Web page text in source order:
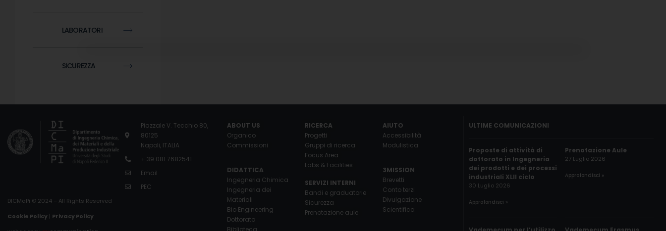
LABORATORI
SICUREZZA
DICMaPi © 2024 – All Rights Reserved
Cookie Policy | Privacy Policy
Piazzale V. Tecchio 80,
80125
Napoli, ITALIA
+ 39 081 7682541
Email
PEC
ABOUT US
Organico
Commissioni
DIDATTICA
Ingegneria Chimica
Ingegneria dei
Materiali
Bio Engineering
Dottorato
Biblioteca
RICERCA
Progetti
Gruppi di ricerca
Focus Area
Labs & Facilities
SERVIZI INTERNI
Bandi e graduatorie
Sicurezza
Prenotazione aule
AIUTO
Accessibilità
Modulistica
3MISSION
Brevetti
Conto terzi
Divulgazione
Scientifica
ULTIME COMUNICAZIONI
Proposte di attività di
dottorato in Ingegneria
dei prodotti e dei processi
industriali XLII ciclo
30 Luglio 2026
Approfondisci »
Prenotazione Aule
27 Luglio 2026
Approfondisci »